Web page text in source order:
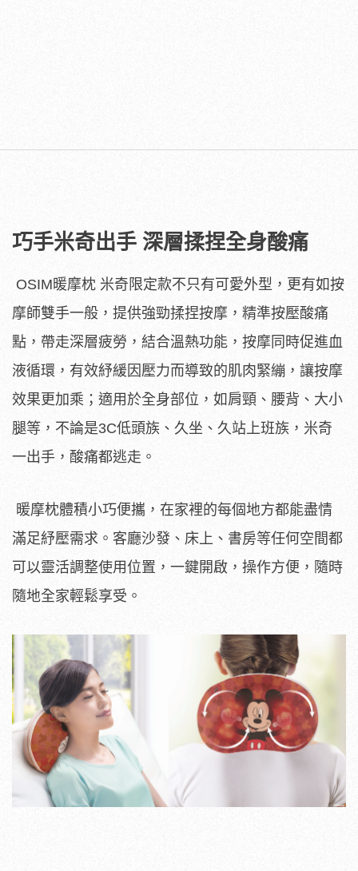
巧手米奇出手 深層揉捏全身酸痛
OSIM暖摩枕 米奇限定款不只有可愛外型，更有如按
摩師雙手一般，提供強勁揉捏按摩，精準按壓酸痛
點，帶走深層疲勞，結合溫熱功能，按摩同時促進血
液循環，有效紓緩因壓力而導致的肌肉緊繃，讓按摩
效果更加乘；適用於全身部位，如肩頸、腰背、大小
腿等，不論是3C低頭族、久坐、久站上班族，米奇
一出手，酸痛都逃走。
暖摩枕體積小巧便攜，在家裡的每個地方都能盡情
滿足紓壓需求。客廳沙發、床上、書房等任何空間都
可以靈活調整使用位置，一鍵開啟，操作方便，隨時
隨地全家輕鬆享受。